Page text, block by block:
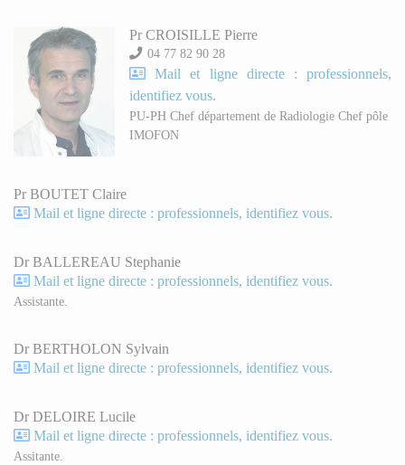
Pr CROISILLE Pierre
04 77 82 90 28
Mail et ligne directe : professionnels,
identifiez vous.
PU-PH Chef département de Radiologie Chef pôle
IMOFON
Pr BOUTET Claire
Mail et ligne directe : professionnels, identifiez vous.
Dr BALLEREAU Stephanie
Mail et ligne directe : professionnels, identifiez vous.
Assistante.
Dr BERTHOLON Sylvain
Mail et ligne directe : professionnels, identifiez vous.
Dr DELOIRE Lucile
Mail et ligne directe : professionnels, identifiez vous.
Assitante.